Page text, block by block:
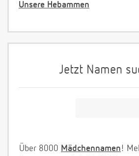
Unsere Hebammen
Jetzt Namen
Über 8000 Mädchennamen!